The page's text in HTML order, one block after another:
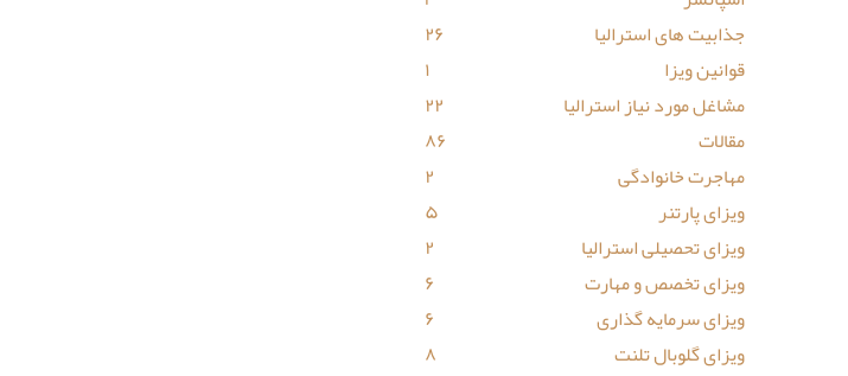
جذابیت های استرالیا
۲۶
قوانین ویزا
۱
مشاغل مورد نیاز استرالیا
۲۲
مقالات
۸۶
مهاجرت خانوادگی
۲
ویزای پارتنر
۵
ویزای تحصیلی استرالیا
۲
ویزای تخصص و مهارت
۶
ویزای سرمایه گذاری
۶
ویزای گلوبال تلنت
۸